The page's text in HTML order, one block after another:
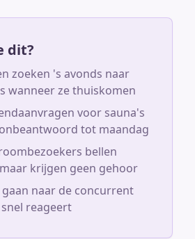
dit?
zoeken 's avonds naar
wanneer ze thuiskomen
voor sauna's
tot maandag
bellen
krijgen geen gehoor
gaan naar de concurrent
reageert